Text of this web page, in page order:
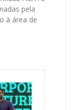
pela
à área de